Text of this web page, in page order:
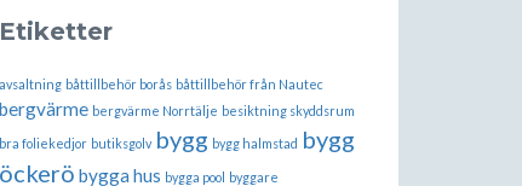
Etiketter
avsaltning båttillbehör borås båttillbehör från Nautec
bergvärme bergvärme Norrtälje besiktning skyddsrum
bra foliekedjor butiksgolv bygg bygg halmstad bygg
öckerö bygga hus bygga pool byggare